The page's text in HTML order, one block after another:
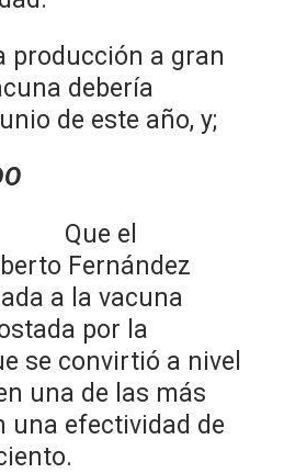
a gran
debería
de este año, y;
Que el
Fernández
a la vacuna
por la
se convirtió a nivel
una de las más
una efectividad de